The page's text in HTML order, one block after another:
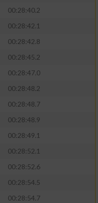
00:28:40.2
00:28:42.1
00:28:42.8
00:28:45.2
00:28:47.0
00:28:48.2
00:28:48.7
00:28:48.9
00:28:49.1
00:28:52.1
00:28:52.6
00:28:54.5
00:28:54.7